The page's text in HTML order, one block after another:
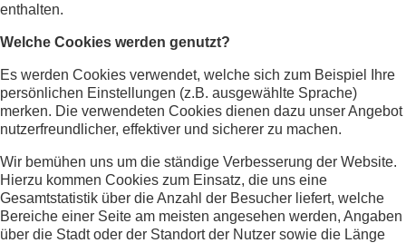
enthalten.
Welche Cookies werden genutzt?
Es werden Cookies verwendet, welche sich zum Beispiel Ihre
persönlichen Einstellungen (z.B. ausgewählte Sprache)
merken. Die verwendeten Cookies dienen dazu unser Angebot
nutzerfreundlicher, effektiver und sicherer zu machen.
Wir bemühen uns um die ständige Verbesserung der Website.
Hierzu kommen Cookies zum Einsatz, die uns eine
Gesamtstatistik über die Anzahl der Besucher liefert, welche
Bereiche einer Seite am meisten angesehen werden, Angaben
über die Stadt oder der Standort der Nutzer sowie die Länge